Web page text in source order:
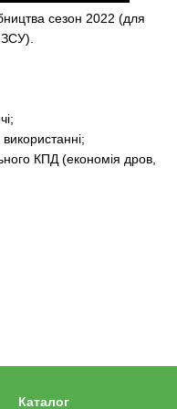
сезон 2022 (для
КПД (економія дров,
Каталог